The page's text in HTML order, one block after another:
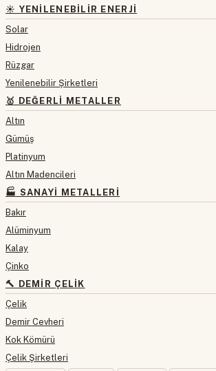
☀️ YENILENEBILIR ENERJI
Solar
Hidrojen
Rüzgar
Yenilenebilir Şirketleri
🥇 DEĞERLI METALLER
Altın
Gümüş
Platinyum
Altın Madencileri
🏭 SANAYI METALLERI
Bakır
Alüminyum
Kalay
Çinko
🔨 DEMIR ÇELIK
Çelik
Demir Cevheri
Kok Kömürü
Çelik Şirketleri